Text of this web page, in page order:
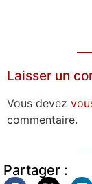
Laisser un
Vous devez
commentaire.
Partager :